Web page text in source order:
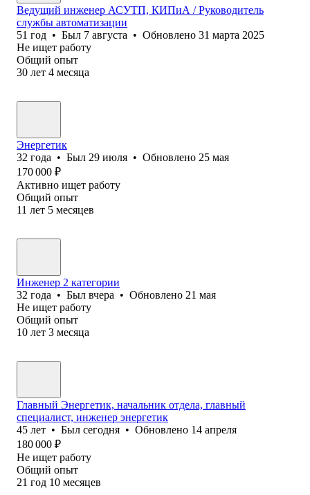
Ведущий инженер АСУТП, КИПиА / Руководитель
службы автоматизации
51 год • Был 7 августа • Обновлено 31 марта 2025
Не ищет работу
Общий опыт
30 лет 4 месяца
Энергетик
32 года • Был 29 июля • Обновлено 25 мая
170 000 ₽
Активно ищет работу
Общий опыт
11 лет 5 месяцев
Инженер 2 категории
32 года • Был вчера • Обновлено 21 мая
Не ищет работу
Общий опыт
10 лет 3 месяца
Главный Энергетик, начальник отдела, главный
специалист, инженер энергетик
45 лет • Был сегодня • Обновлено 14 апреля
180 000 ₽
Не ищет работу
Общий опыт
21 год 10 месяцев